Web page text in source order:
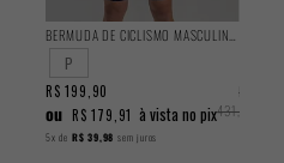
P
R$
431,90
R$ 199,90
ou R$ 179,91 à vista no pix
5x de R$ 39,98 sem juros